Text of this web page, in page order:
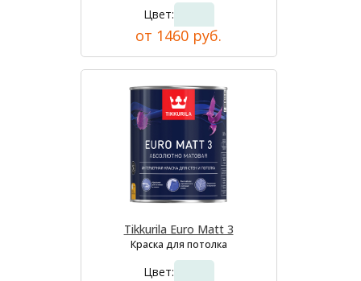
Цвет:
от 1460 руб.
Tikkurila Euro Matt 3
Краска для потолка
Цвет: